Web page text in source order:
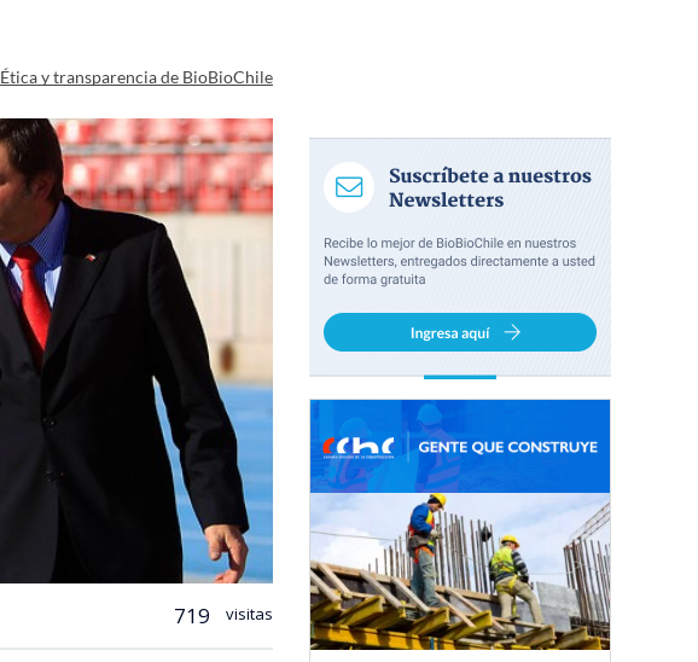
Ética y transparencia de BioBioChile
719 visitas